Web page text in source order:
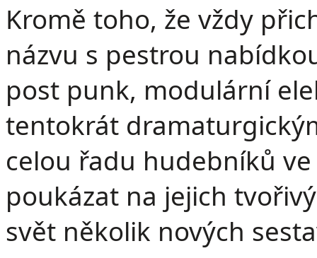
Kromě toho, že vždy
názvu s pestrou
post punk, modulární
tentokrát
celou řadu hudebníků
poukázat na jejich
svět několik nových